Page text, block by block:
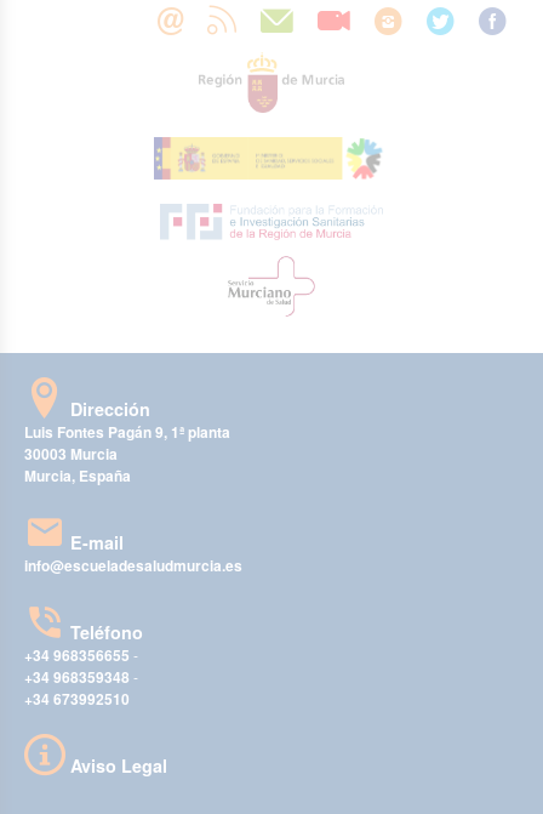
Dirección
Luis Fontes Pagán 9, 1ª planta
30003 Murcia
Murcia, España
E-mail
info@escueladesaludmurcia.es
Teléfono
+34 968356655 -
+34 968359348 -
+34 673992510
Aviso Legal